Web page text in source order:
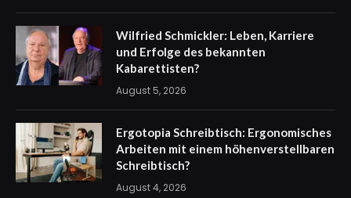
Wilfried Schmickler: Leben, Karriere
und Erfolge des bekannten
Kabarettisten?
August 5, 2026
Ergotopia Schreibtisch: Ergonomisches
Arbeiten mit einem höhenverstellbaren
Schreibtisch?
August 4, 2026